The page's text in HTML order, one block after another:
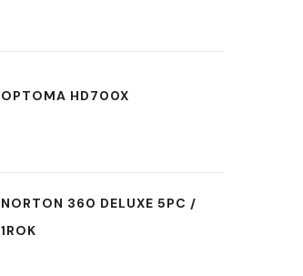
OPTOMA HD700X
NORTON 360 DELUXE 5PC /
1ROK